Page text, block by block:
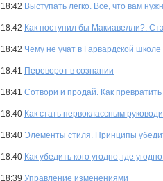
18:42 Выступать легко. Все, что вам
18:42 Как поступил бы Макиавелли?.
18:42 Чему не учат в Гарвардской
18:41 Переворот в сознании
18:41 Сотвори и продай. Как
18:40 Как стать первоклассным
18:40 Элементы стиля. Принципы
18:40 Как убедить кого угодно, где
18:39 Управление изменениями